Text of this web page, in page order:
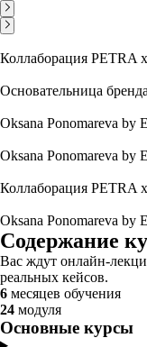
Коллаборация PETRA
Основательница
Oksana Ponomareva by
Oksana Ponomareva by
Коллаборация PETRA
Oksana Ponomareva by
Содержание
Вас ждут онлайн-
реальных кейсов.
6 месяцев обучения
24 модуля
Основные курсы